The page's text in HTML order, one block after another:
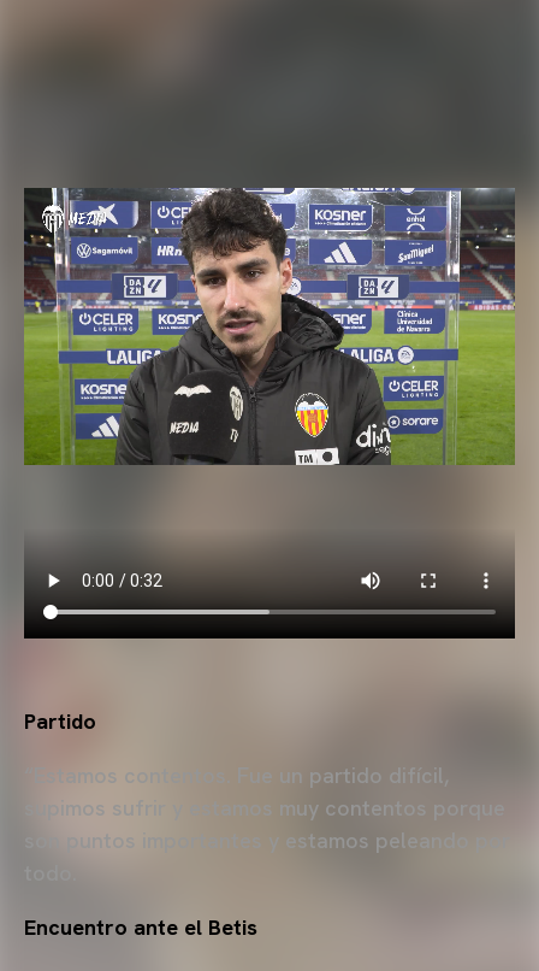
Partido
“Estamos contentos. Fue un partido difícil,
supimos sufrir y estamos muy contentos porque
son puntos importantes y estamos peleando por
Encuentro ante el Betis